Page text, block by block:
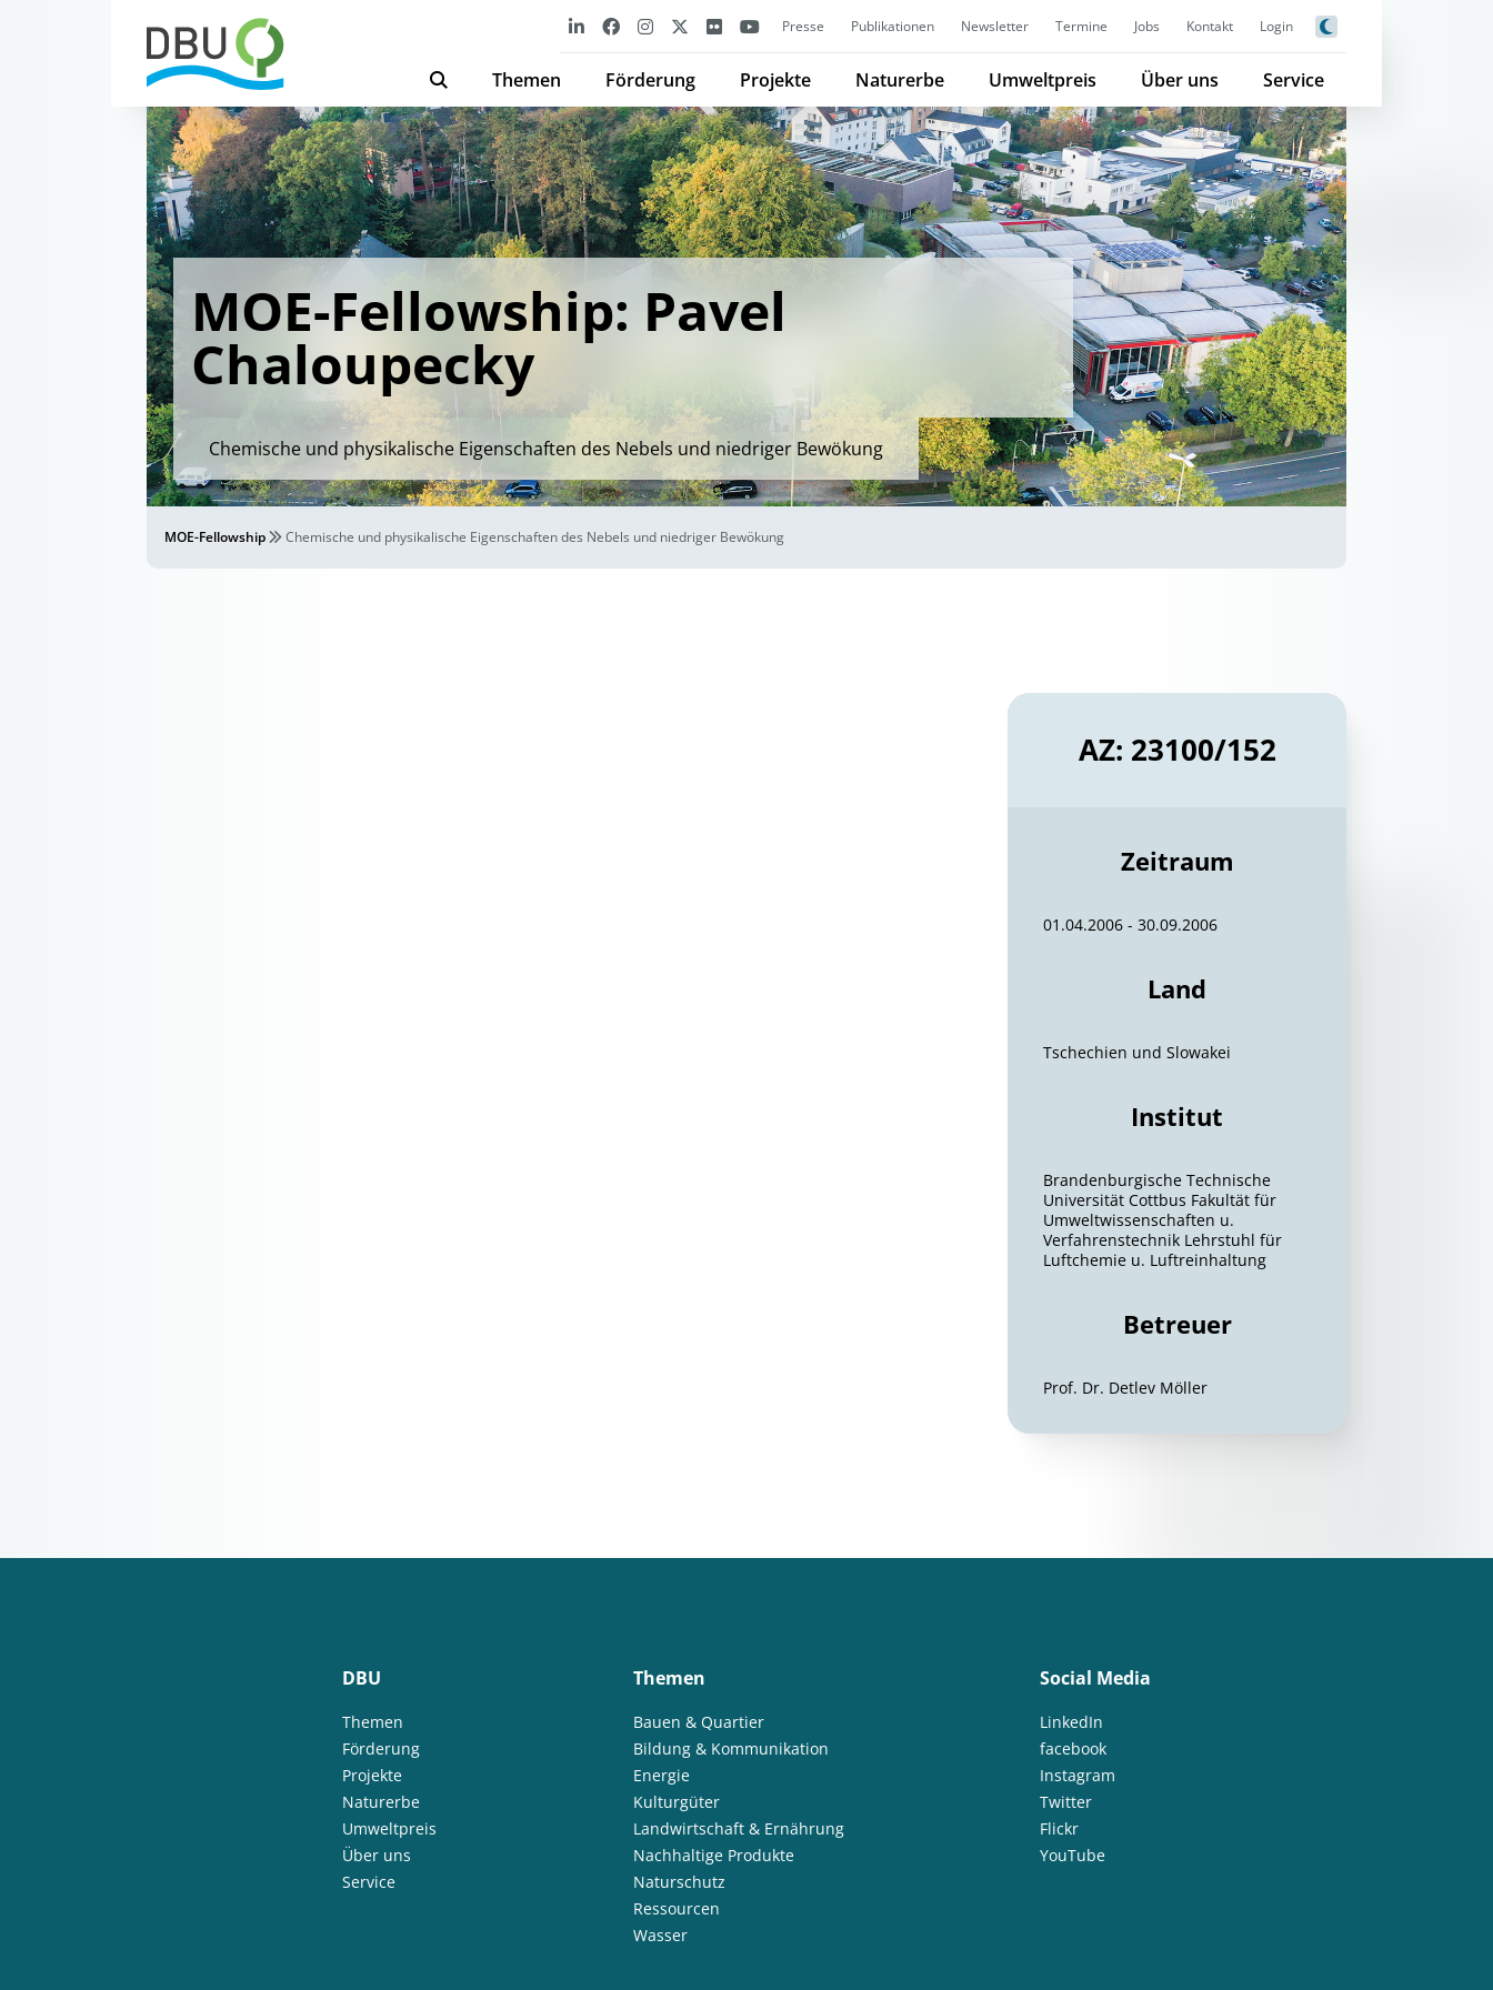
Presse Publikationen Newsletter Termine Jobs Kontakt Login
Themen Förderung Projekte Naturerbe Umweltpreis Über uns Service
MOE-Fellowship: Pavel
Chaloupecky
Chemische und physikalische Eigenschaften des Nebels und niedriger Bewökung
MOE-Fellowship Chemische und physikalische Eigenschaften des Nebels und niedriger Bewökung
AZ: 23100/152
Zeitraum
01.04.2006 - 30.09.2006
Land
Tschechien und Slowakei
Institut
Brandenburgische Technische
Universität Cottbus Fakultät für
Umweltwissenschaften u.
Verfahrenstechnik Lehrstuhl für
Luftchemie u. Luftreinhaltung
Betreuer
Prof. Dr. Detlev Möller
DBU
Themen
Förderung
Projekte
Naturerbe
Umweltpreis
Über uns
Service
Themen
Bauen & Quartier
Bildung & Kommunikation
Energie
Kulturgüter
Landwirtschaft & Ernährung
Nachhaltige Produkte
Naturschutz
Ressourcen
Wasser
Social Media
LinkedIn
facebook
Instagram
Twitter
Flickr
YouTube